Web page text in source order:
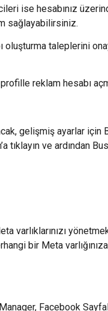
ise hesabınız
sağlayabilirsiniz.
oluşturma taleplerini
reklam hesabı
gelişmiş ayarlar için
tıklayın ve ardından
varlıklarınızı
bir Meta
Facebook